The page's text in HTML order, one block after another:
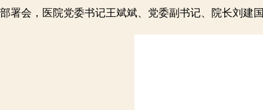
部署会，医院党委书记王斌斌、党委副书记、院长刘建